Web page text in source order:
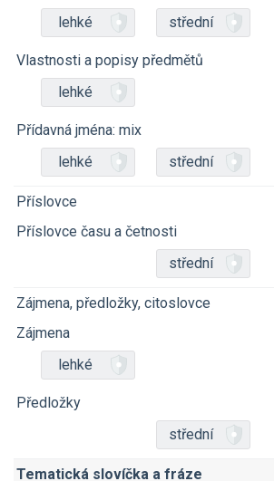
lehké
střední
Vlastnosti a popisy předmětů
lehké
Přídavná jména: mix
lehké
střední
Příslovce
Příslovce času a četnosti
střední
Zájmena, předložky, citoslovce
Zájmena
lehké
Předložky
střední
Tematická slovíčka a fráze